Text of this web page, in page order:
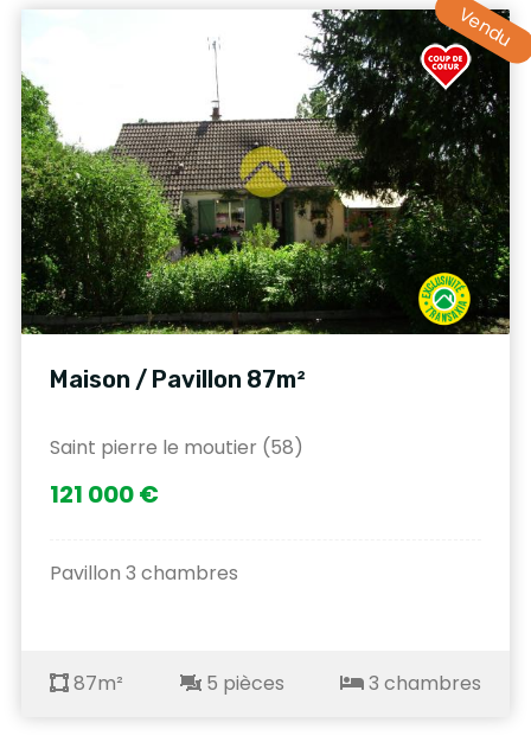
Vendu
Maison / Pavillon 87m²
Saint pierre le moutier (58)
121 000 €
Pavillon 3 chambres
87m² 5 pièces 3 chambres